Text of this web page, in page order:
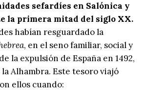
sefardíes en Salónica y
la primera mitad del siglo XX.
habían resguardado la
, en el seno familiar, social y
la expulsión de España en 1492,
Alhambra. Este tesoro viajó
ellos cuando: